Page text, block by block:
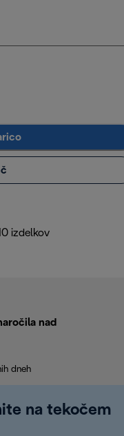
izdelkov
nad
dneh
na tekočem